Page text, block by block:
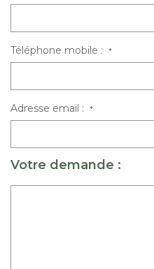
Téléphone mobile : *
Adresse email : *
Votre demande :